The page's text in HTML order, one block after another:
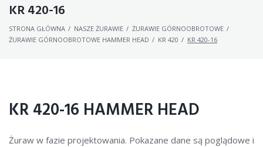
KR 420-16
STRONA GŁÓWNA / NASZE ŻURAWIE / ŻURAWIE GÓRNOOBROTOWE /
ŻURAWIE GÓRNOOBROTOWE HAMMER HEAD / KR 420 / KR 420-16
KR 420-16 HAMMER HEAD
Żuraw w fazie projektowania. Pokazane dane są poglądowe i